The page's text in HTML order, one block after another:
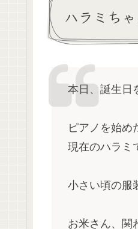
ハラミち
本日、誕生日
ピアノを始め
現在のハラミ
小さい頃の服
お米さん、関